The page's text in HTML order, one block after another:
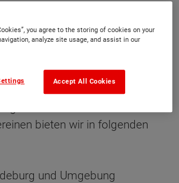
in der Region. Unser
bietet maßgeschneiderte
zugeschnitten sind.
bieten wir in folgenden
und Umgebung
you agree to the storing of cookies on your
analyze site usage, and assist in our
Accept All Cookies